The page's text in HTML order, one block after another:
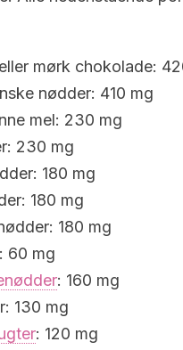
mørk chokolade:
nødder: 410 mg
mel: 230 mg
230 mg
180 mg
180 mg
180 mg
60 mg
: 160 mg
130 mg
: 120 mg